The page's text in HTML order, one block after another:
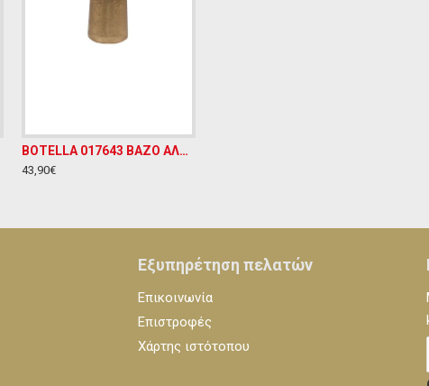
BOTELLA 017643 ΒΑΖΟ ΑΛΟΥΜΙΝΙΟ ΧΡΥΣΟ Φ14xΥ40cm
43,90€
Εξυπηρέτηση πελατών
Επικοινωνία
Επιστροφές
Χάρτης ιστότοπου